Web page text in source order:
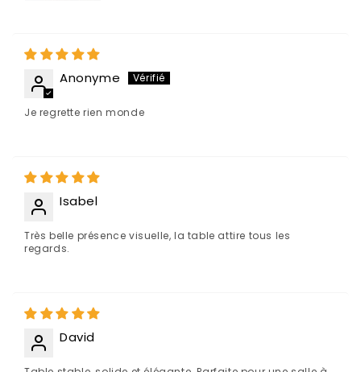
Anonyme
Je regrette rien monde
Isabel
Très belle présence visuelle, la table attire tous les
regards.
David